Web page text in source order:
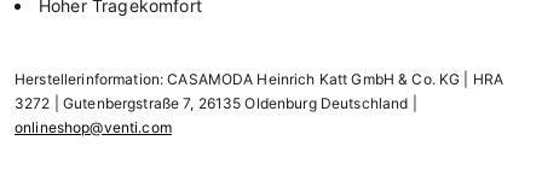
Hoher Tragekomfort
Herstellerinformation: CASAMODA Heinrich Katt GmbH & Co. KG | HRA
3272 | Gutenbergstraße 7, 26135 Oldenburg Deutschland |
onlineshop@venti.com